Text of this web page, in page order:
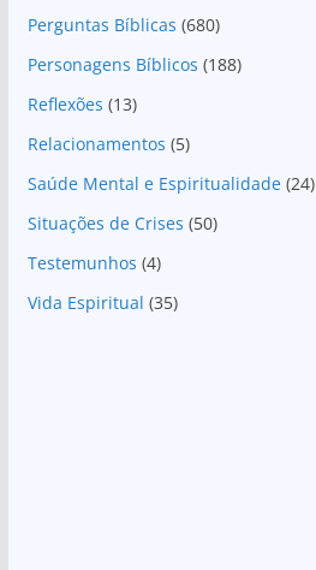
Perguntas Bíblicas (680)
Personagens Bíblicos (188)
Reflexões (13)
Relacionamentos (5)
Saúde Mental e Espiritualidade(24)
Situações de Crises (50)
Testemunhos (4)
Vida Espiritual (35)